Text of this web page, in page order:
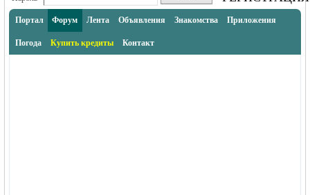
Портал Форум Лента Объявления Знакомства Приложения
Погода Купить кредиты Контакт